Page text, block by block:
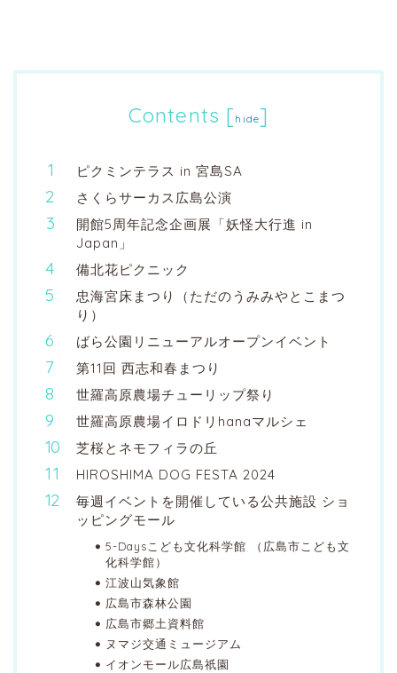
Contents [hide]
ピクミンテラス in 宮島SA
さくらサーカス広島公演
開館5周年記念企画展「妖怪大行進 in
Japan」
備北花ピクニック
忠海宮床まつり（ただのうみみやとこまつ
り）
ばら公園リニューアルオープンイベント
第11回 西志和春まつり
世羅高原農場チューリップ祭り
世羅高原農場イロドリhanaマルシェ
芝桜とネモフィラの丘
HIROSHIMA DOG FESTA 2024
毎週イベントを開催している公共施設 ショ
ッピングモール
5-Daysこども文化科学館 （広島市こども文
化科学館）
江波山気象館
広島市森林公園
広島市郷土資料館
ヌマジ交通ミュージアム
イオンモール広島祇園